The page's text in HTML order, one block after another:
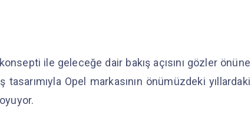
ile geleceğe dair bakış açısını gözler önüne
Opel markasının önümüzdeki yıllardaki